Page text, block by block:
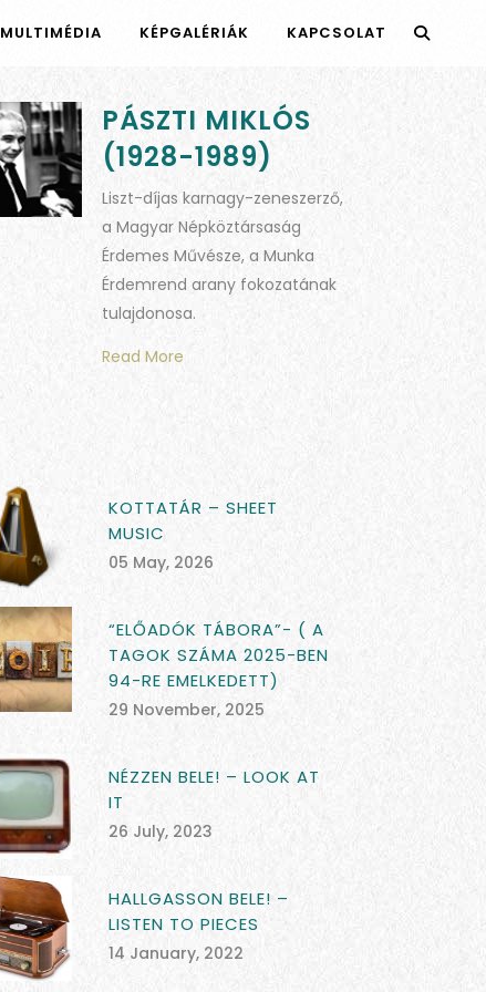
MULTIMÉDIA KÉPGALÉRIÁK KAPCSOLAT
PÁSZTI MIKLÓS
(1928-1989)
Liszt-díjas karnagy-zeneszerző,
a Magyar Népköztársaság
Érdemes Művésze, a Munka
Érdemrend arany fokozatának
tulajdonosa.
Read More
KOTTATÁR – SHEET
MUSIC
05 May, 2026
“ELŐADÓK TÁBORA”- ( A
TAGOK SZÁMA 2025-BEN
94-RE EMELKEDETT)
29 November, 2025
NÉZZEN BELE! – LOOK AT
IT
26 July, 2023
HALLGASSON BELE! –
LISTEN TO PIECES
14 January, 2022